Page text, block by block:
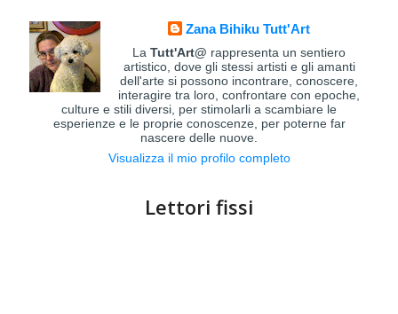
Zana Bihiku Tutt'Art
LaTutt'Art@ rappresenta un sentiero
artistico, dove gli stessi artisti e gli amanti
dell'arte si possono incontrare, conoscere,
interagire tra loro, confrontare con epoche,
culture e stili diversi, per stimolarli a scambiare le
esperienze e le proprie conoscenze, per poterne far
nascere delle nuove.
Visualizza il mio profilo completo
Lettori fissi